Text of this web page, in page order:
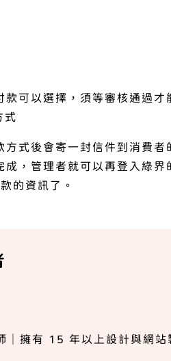
款可以選擇，須等審核通過才
方式後會寄一封信件到消費者
成，管理者就可以再登入綠界
的資訊了。
｜擁有 15 年以上設計與網站